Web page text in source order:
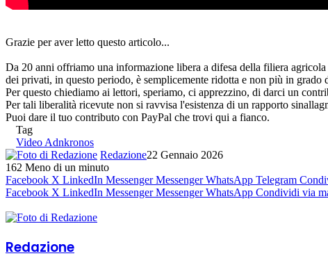
Grazie per aver letto questo articolo...
Da 20 anni offriamo una informazione libera a difesa della filiera
dei privati, in questo periodo, è semplicemente ridotta e non più in grado
Per questo chiediamo ai lettori, speriamo, ci apprezzino, di darci un
Per tali liberalità ricevute non si ravvisa l'esistenza di un rapporto
Puoi dare il tuo contributo con PayPal che trovi qui a fianco.
Tag
Video Adnkronos
Redazione22 Gennaio 2026
162 Meno di un minuto
Facebook X LinkedIn Messenger Messenger WhatsApp Telegram
Facebook X LinkedIn Messenger Messenger WhatsApp Condividi via
Redazione